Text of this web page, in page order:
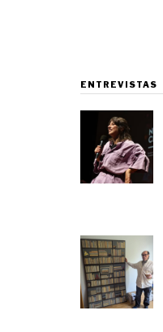
ENTREVISTAS